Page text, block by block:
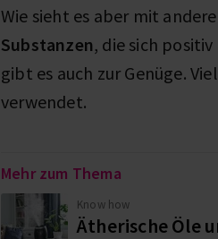
Wie sieht es aber mit
Substanzen, die sich
gibt es auch zur Genüge.
verwendet.
Mehr zum Thema
Know how
Ätherische Öle